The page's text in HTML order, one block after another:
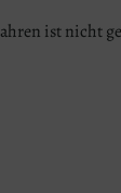
ist nicht